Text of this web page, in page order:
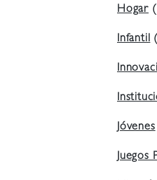
Hogar
Infantil
Jóvenes
Juegos